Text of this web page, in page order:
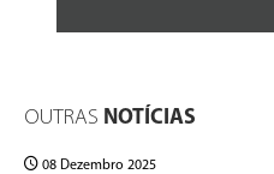
OUTRAS NOTÍCIAS
08 Dezembro 2025